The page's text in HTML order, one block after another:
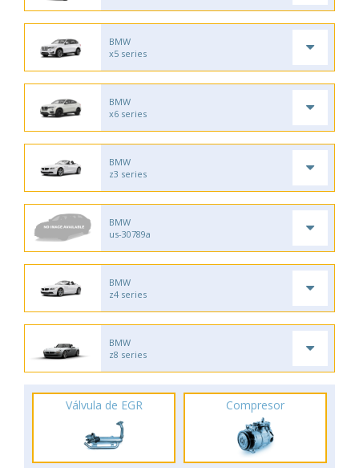
BMW
x5 series
BMW
x6 series
BMW
z3 series
BMW
us-30789a
BMW
z4 series
BMW
z8 series
Válvula de EGR Compresor